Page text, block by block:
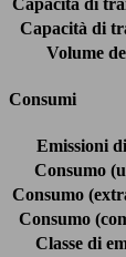
Capacità di
Volume
Consumi
Emissioni
Consumo
Consumo
Consumo
Classe di